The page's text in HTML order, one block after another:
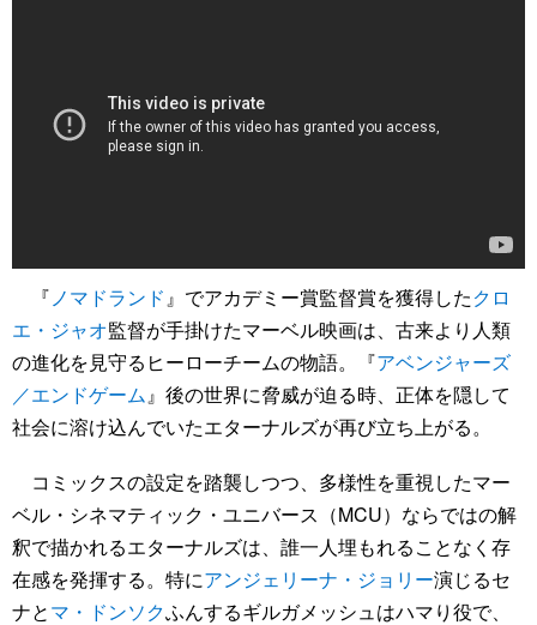
『ノマドランド』でアカデミー賞監督賞を獲得したクロ
エ・ジャオ監督が手掛けたマーベル映画は、古来より人類
の進化を見守るヒーローチームの物語。『アベンジャーズ
／エンドゲーム』後の世界に脅威が迫る時、正体を隠して
社会に溶け込んでいたエターナルズが再び立ち上がる。
コミックスの設定を踏襲しつつ、多様性を重視したマー
ベル・シネマティック・ユニバース（MCU）ならではの解
釈で描かれるエターナルズは、誰一人埋もれることなく存
在感を発揮する。特にアンジェリーナ・ジョリー演じるセ
ナとマ・ドンソクふんするギルガメッシュはハマり役で、